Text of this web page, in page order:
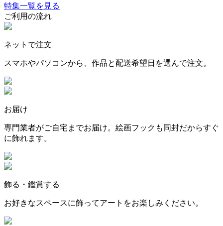
特集一覧を見る
ご利用の流れ
ネットで注文
スマホやパソコンから、作品と配送希望日を選んで注文。
お届け
専門業者がご自宅までお届け。絵画フックも同封だからすぐ
に飾れます。
飾る・鑑賞する
お好きなスペースに飾ってアートをお楽しみください。